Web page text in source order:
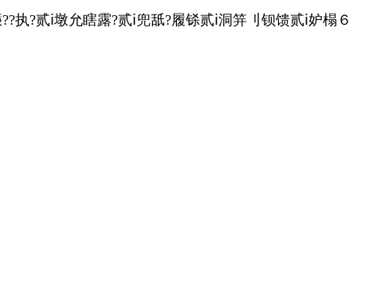
?贰ⅰ墩允瞎露?贰ⅰ兜舐?履铩贰ⅰ洞笄刂钡馈贰ⅰ妒榻６